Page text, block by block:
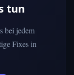
tun
bei jedem
Fixes in